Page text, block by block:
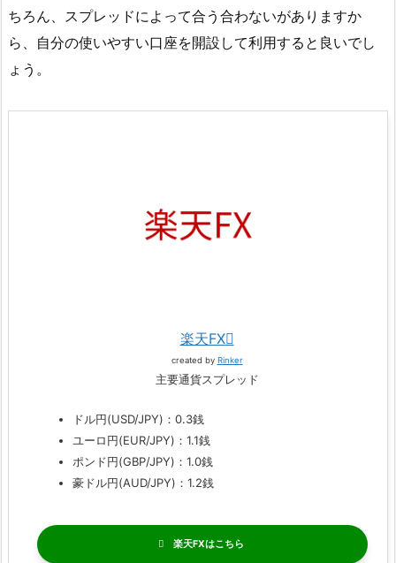
ちろん、スプレッドによって合う合わないがありますか
ら、自分の使いやすい口座を開設して利用すると良いでし
ょう。
楽天FX
created by Rinker
主要通貨スプレッド
ドル円(USD/JPY)：0.3銭
ユーロ円(EUR/JPY)：1.1銭
ポンド円(GBP/JPY)：1.0銭
豪ドル円(AUD/JPY)：1.2銭
楽天FX